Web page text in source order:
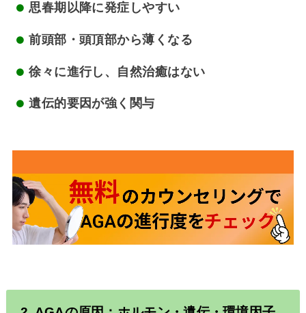
思春期以降に発症しやすい
前頭部・頭頂部から薄くなる
徐々に進行し、自然治癒はない
遺伝的要因が強く関与